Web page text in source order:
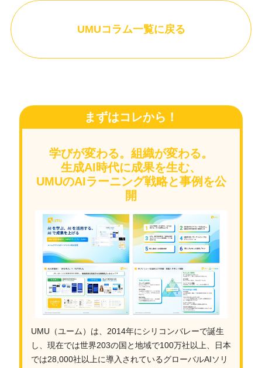
UMUコラム一覧に戻る
まずはコレから！
学びが変わる。組織が変わる。
生成AI時代に成果を生む、
UMUのAIラーニング戦略と事例を公
開
UMU（ユーム）は、2014年にシリコンバレーで誕生
し、現在では世界203の国と地域で100万社以上、日本
では28,000社以上に導入されているグローバルAIソリ